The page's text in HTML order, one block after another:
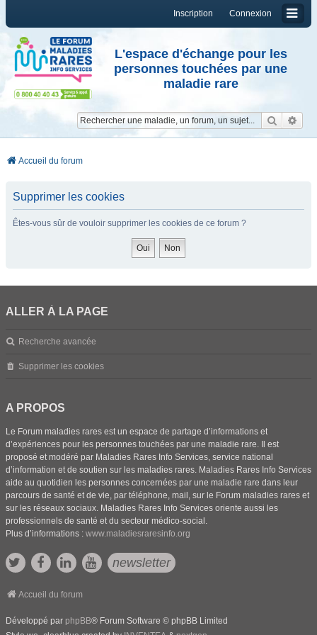
Connexion
Inscription
L'espace d'échange pour les
personnes touchées par une
maladie rare
Accueil du forum
Supprimer les cookies
Êtes-vous sûr de vouloir supprimer les cookies de ce forum ?
ALLER À LA PAGE
Recherche avancée
Supprimer les cookies
A PROPOS
Le Forum maladies rares est un espace de partage d’informations et
d’expériences pour les personnes touchées par une maladie rare. Il est
proposé et modéré par Maladies Rares Info Services, service national
d’information et de soutien sur les maladies rares. Maladies Rares Info Services
aide au quotidien les personnes concernées par une maladie rare dans leur
parcours de santé et de vie, par téléphone, mail, sur le Forum maladies rares et
sur les réseaux sociaux. Maladies Rares Info Services oriente aussi les
professionnels de santé et du secteur médico-social.
Plus d’informations : www.maladiesraresinfo.org
newsletter
Accueil du forum
Développé par phpBB® Forum Software © phpBB Limited